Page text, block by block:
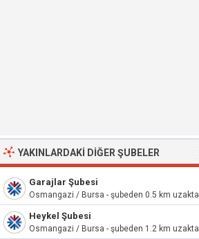
YAKINLARDAKI DIĞER ŞUBELER
Garajlar Şubesi
Osmangazi / Bursa - şubeden 0.5 km uzakta
Heykel Şubesi
Osmangazi / Bursa - şubeden 1.2 km uzakta